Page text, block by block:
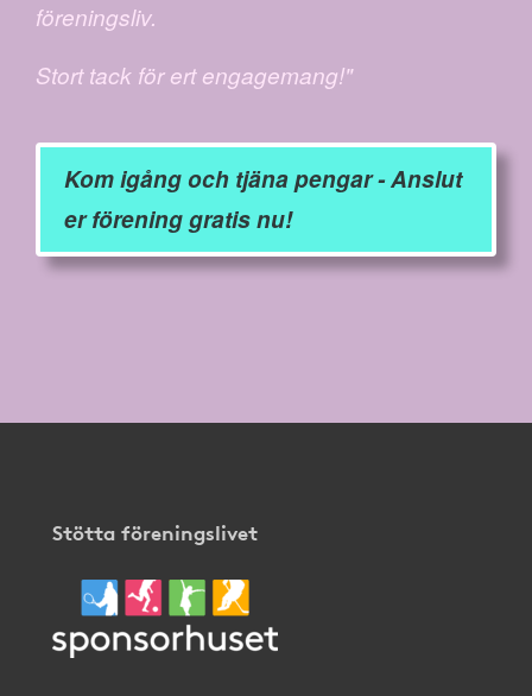
föreningsliv.
Stort tack för ert engagemang!"
Kom igång och tjäna pengar - Anslut
er förening gratis nu!
Stötta föreningslivet